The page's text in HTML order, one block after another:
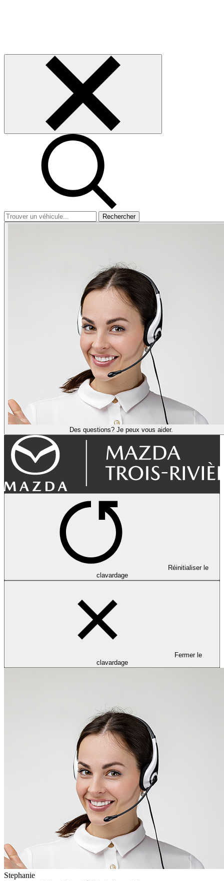
Rechercher
Des questions? Je peux vous aider.
Réinitialiser le
clavardage
Fermer le
clavardage
Stephanie